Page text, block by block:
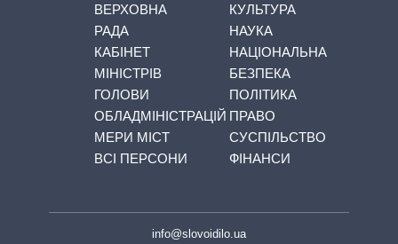
ВЕРХОВНА
РАДА
КАБІНЕТ
МІНІСТРІВ
ГОЛОВИ
ОБЛАДМІНІСТРАЦІЙ
МЕРИ МІСТ
ВСІ ПЕРСОНИ
КУЛЬТУРА
НАУКА
НАЦІОНАЛЬНА
БЕЗПЕКА
ПОЛІТИКА
ПРАВО
СУСПІЛЬСТВО
ФІНАНСИ
info@slovoidilo.ua